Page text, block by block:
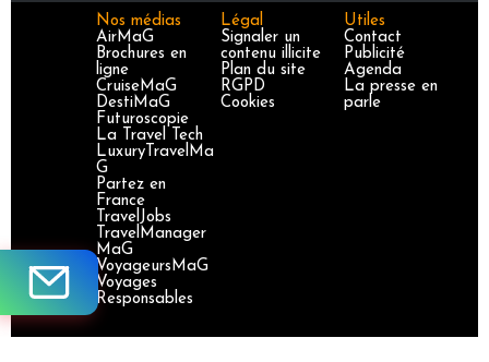
Nos médias
AirMaG
Brochures en
ligne
CruiseMaG
DestiMaG
Futuroscopie
La Travel Tech
LuxuryTravelMa
G
Partez en
France
TravelJobs
TravelManager
MaG
VoyageursMaG
Voyages
Responsables
Légal
Signaler un
contenu illicite
Plan du site
RGPD
Cookies
Utiles
Contact
Publicité
Agenda
La presse en
parle